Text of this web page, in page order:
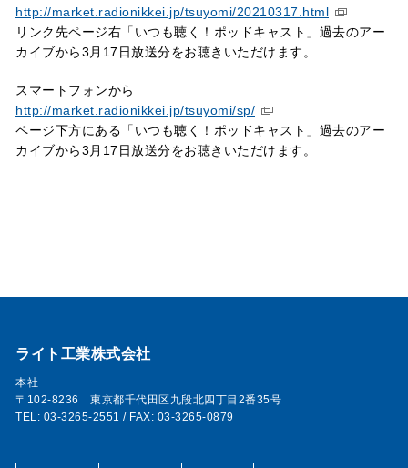
http://market.radionikkei.jp/tsuyomi/20210317.html
リンク先ページ右「いつも聴く！ポッドキャスト」過去のアー
カイブから3月17日放送分をお聴きいただけます。
スマートフォンから
http://market.radionikkei.jp/tsuyomi/sp/
ページ下方にある「いつも聴く！ポッドキャスト」過去のアー
カイブから3月17日放送分をお聴きいただけます。
ライト工業株式会社
本社
〒102-8236 東京都千代田区九段北四丁目2番35号
TEL: 03-3265-2551 / FAX: 03-3265-0879